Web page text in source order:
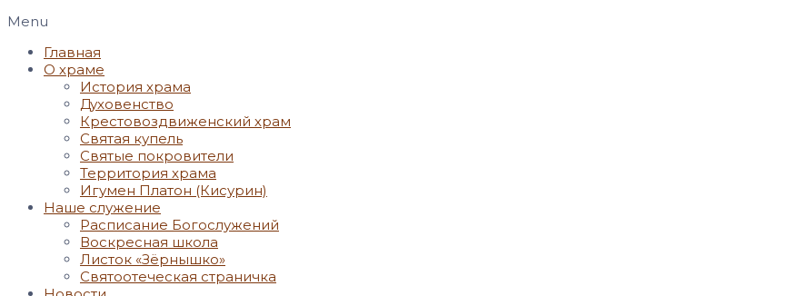
Menu
Главная
О храме
История храма
Духовенство
Крестовоздвиженский храм
Святая купель
Святые покровители
Территория храма
Игумен Платон (Кисурин)
Наше служение
Расписание Богослужений
Воскресная школа
Листок «Зёрнышко»
Святоотеческая страничка